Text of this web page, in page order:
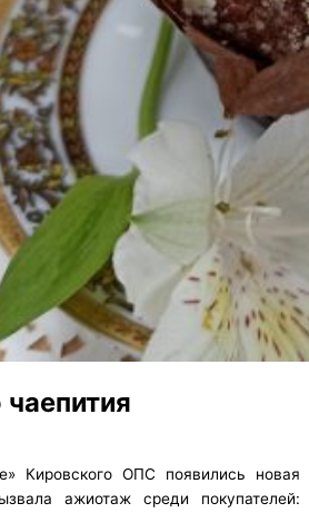
Кировского ОПС появились новая
ажиотаж среди покупателей: